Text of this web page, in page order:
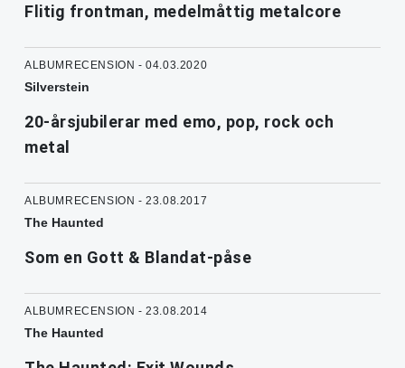
Flitig frontman, medelmåttig metalcore
ALBUMRECENSION - 04.03.2020
Silverstein
20-årsjubilerar med emo, pop, rock och
metal
ALBUMRECENSION - 23.08.2017
The Haunted
Som en Gott & Blandat-påse
ALBUMRECENSION - 23.08.2014
The Haunted